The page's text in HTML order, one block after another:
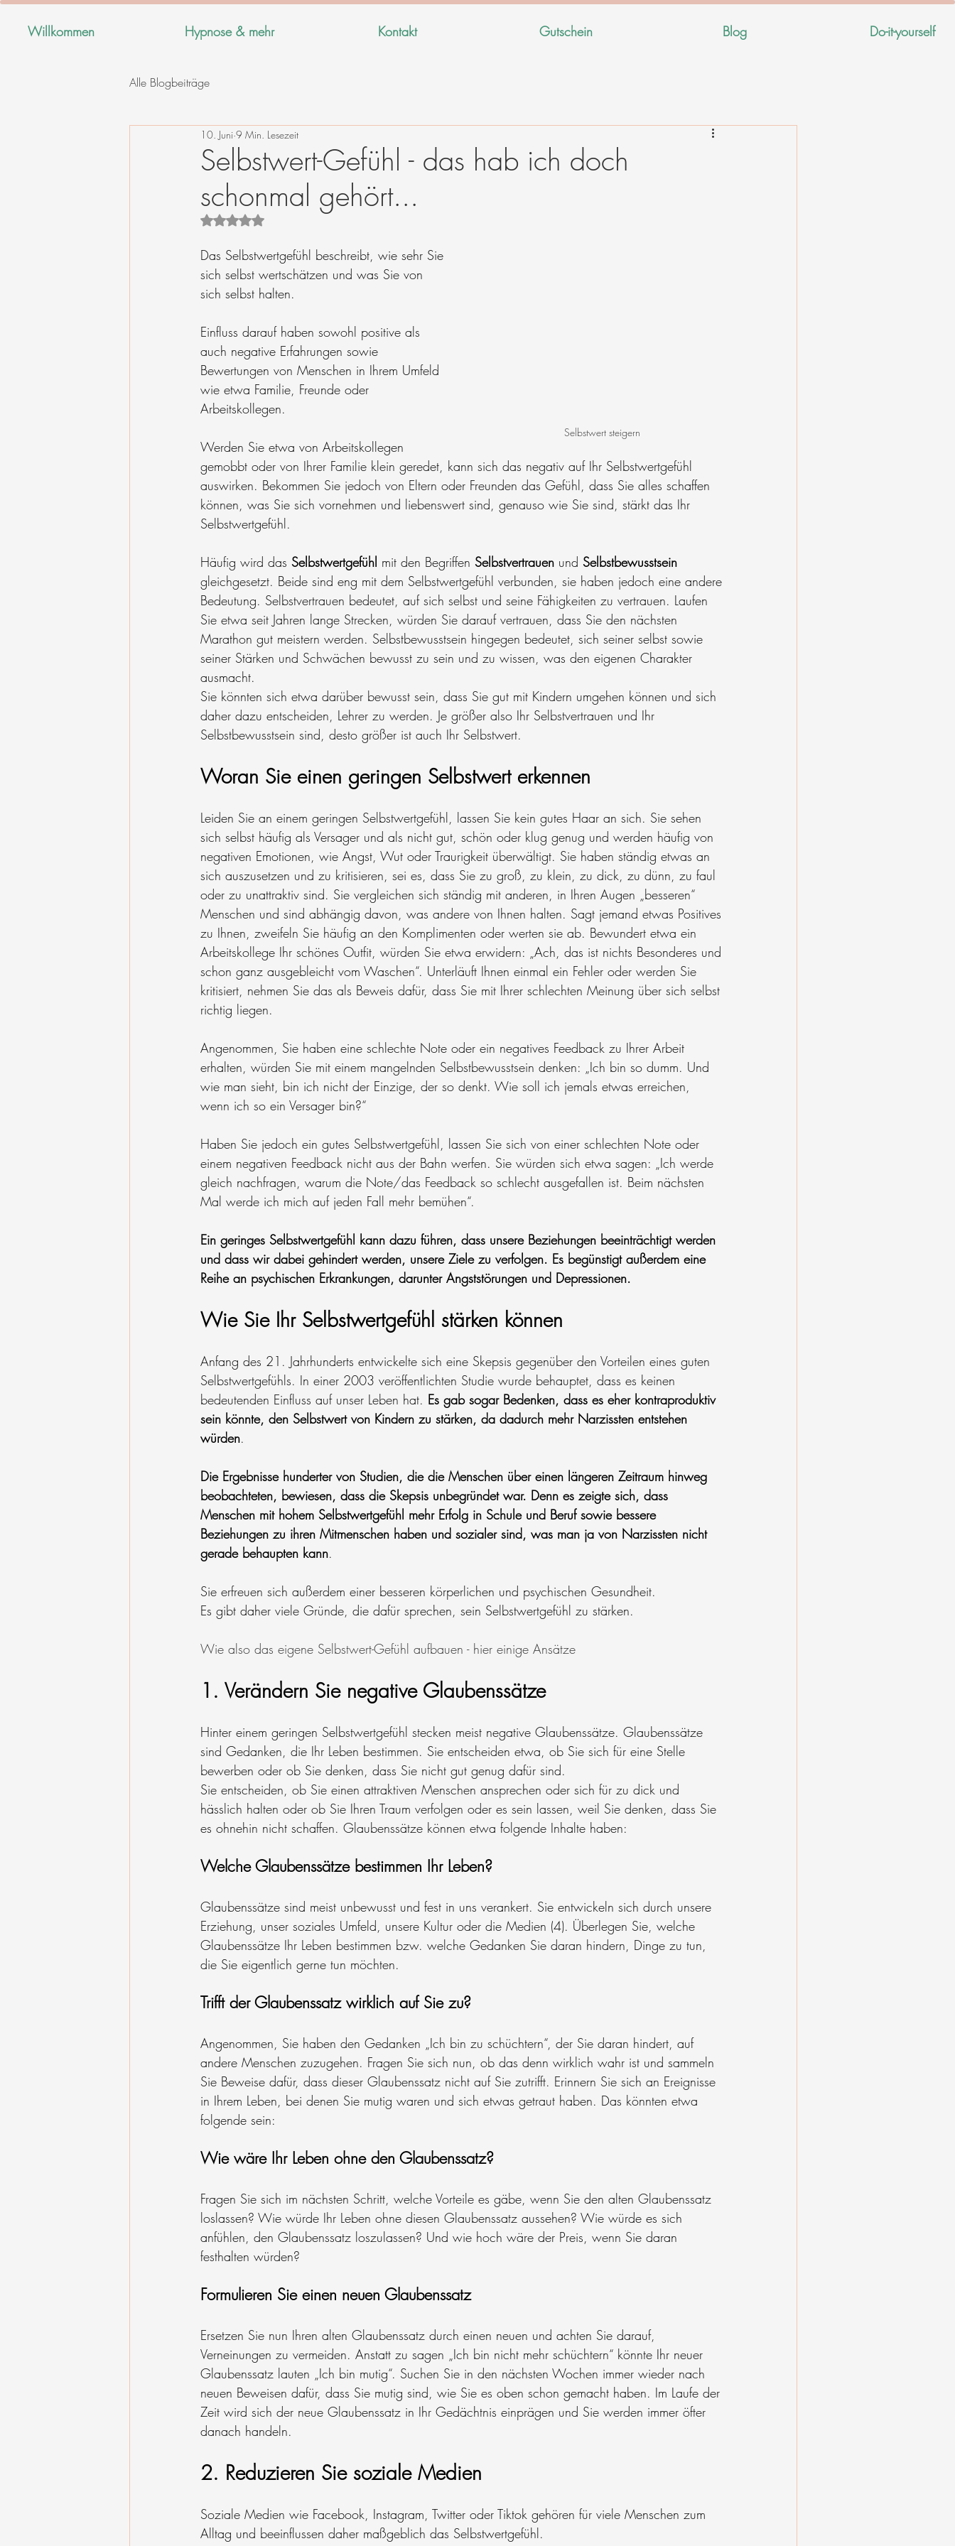
Willkommen Hypnose & mehr Kontakt Gutschein Blog Do-it-yourself
Alle Blogbeiträge
Selbstwert-Gefühl - das hab ich doch
schonmal gehört...
10. Juni 9 Min. Lesezeit
Mit NaN von 5 Sternen bewertet.
Selbstwert steigern
Das Selbstwertgefühl beschreibt, wie sehr Sie
sich selbst wertschätzen und was Sie von
sich selbst halten.
Einfluss darauf haben sowohl positive als
auch negative Erfahrungen sowie
Bewertungen von Menschen in Ihrem Umfeld
wie etwa Familie, Freunde oder
Arbeitskollegen.
Werden Sie etwa von Arbeitskollegen
gemobbt oder von Ihrer Familie klein geredet, kann sich das negativ auf Ihr Selbstwertgefühl
auswirken. Bekommen Sie jedoch von Eltern oder Freunden das Gefühl, dass Sie alles schaffen
können, was Sie sich vornehmen und liebenswert sind, genauso wie Sie sind, stärkt das Ihr
Selbstwertgefühl.
Häufig wird das Selbstwertgefühl mit den Begriffen Selbstvertrauen und Selbstbewusstsein
gleichgesetzt. Beide sind eng mit dem Selbstwertgefühl verbunden, sie haben jedoch eine andere
Bedeutung. Selbstvertrauen bedeutet, auf sich selbst und seine Fähigkeiten zu vertrauen. Laufen
Sie etwa seit Jahren lange Strecken, würden Sie darauf vertrauen, dass Sie den nächsten
Marathon gut meistern werden. Selbstbewusstsein hingegen bedeutet, sich seiner selbst sowie
seiner Stärken und Schwächen bewusst zu sein und zu wissen, was den eigenen Charakter
ausmacht.
Sie könnten sich etwa darüber bewusst sein, dass Sie gut mit Kindern umgehen können und sich
daher dazu entscheiden, Lehrer zu werden. Je größer also Ihr Selbstvertrauen und Ihr
Selbstbewusstsein sind, desto größer ist auch Ihr Selbstwert.
Woran Sie einen geringen Selbstwert erkennen
Leiden Sie an einem geringen Selbstwertgefühl, lassen Sie kein gutes Haar an sich. Sie sehen
sich selbst häufig als Versager und als nicht gut, schön oder klug genug und werden häufig von
negativen Emotionen, wie Angst, Wut oder Traurigkeit überwältigt. Sie haben ständig etwas an
sich auszusetzen und zu kritisieren, sei es, dass Sie zu groß, zu klein, zu dick, zu dünn, zu faul
oder zu unattraktiv sind. Sie vergleichen sich ständig mit anderen, in Ihren Augen „besseren“
Menschen und sind abhängig davon, was andere von Ihnen halten. Sagt jemand etwas Positives
zu Ihnen, zweifeln Sie häufig an den Komplimenten oder werten sie ab. Bewundert etwa ein
Arbeitskollege Ihr schönes Outfit, würden Sie etwa erwidern: „Ach, das ist nichts Besonderes und
schon ganz ausgebleicht vom Waschen“. Unterläuft Ihnen einmal ein Fehler oder werden Sie
kritisiert, nehmen Sie das als Beweis dafür, dass Sie mit Ihrer schlechten Meinung über sich selbst
richtig liegen.
Angenommen, Sie haben eine schlechte Note oder ein negatives Feedback zu Ihrer Arbeit
erhalten, würden Sie mit einem mangelnden Selbstbewusstsein denken: „Ich bin so dumm. Und
wie man sieht, bin ich nicht der Einzige, der so denkt. Wie soll ich jemals etwas erreichen,
wenn ich so ein Versager bin?“
Haben Sie jedoch ein gutes Selbstwertgefühl, lassen Sie sich von einer schlechten Note oder
einem negativen Feedback nicht aus der Bahn werfen. Sie würden sich etwa sagen: „Ich werde
gleich nachfragen, warum die Note/das Feedback so schlecht ausgefallen ist. Beim nächsten
Mal werde ich mich auf jeden Fall mehr bemühen“.
Ein geringes Selbstwertgefühl kann dazu führen, dass unsere Beziehungen beeinträchtigt werden
und dass wir dabei gehindert werden, unsere Ziele zu verfolgen. Es begünstigt außerdem eine
Reihe an psychischen Erkrankungen, darunter Angststörungen und Depressionen.
Wie Sie Ihr Selbstwertgefühl stärken können
Anfang des 21. Jahrhunderts entwickelte sich eine Skepsis gegenüber den Vorteilen eines guten
Selbstwertgefühls. In einer 2003 veröffentlichten Studie wurde behauptet, dass es keinen
bedeutenden Einfluss auf unser Leben hat. Es gab sogar Bedenken, dass es eher kontraproduktiv
sein könnte, den Selbstwert von Kindern zu stärken, da dadurch mehr Narzissten entstehen
würden.
Die Ergebnisse hunderter von Studien, die die Menschen über einen längeren Zeitraum hinweg
beobachteten, bewiesen, dass die Skepsis unbegründet war. Denn es zeigte sich, dass
Menschen mit hohem Selbstwertgefühl mehr Erfolg in Schule und Beruf sowie bessere
Beziehungen zu ihren Mitmenschen haben und sozialer sind, was man ja von Narzissten nicht
gerade behaupten kann.
Sie erfreuen sich außerdem einer besseren körperlichen und psychischen Gesundheit.
Es gibt daher viele Gründe, die dafür sprechen, sein Selbstwertgefühl zu stärken.
Wie also das eigene Selbstwert-Gefühl aufbauen - hier einige Ansätze
1. Verändern Sie negative Glaubenssätze
Hinter einem geringen Selbstwertgefühl stecken meist negative Glaubenssätze. Glaubenssätze
sind Gedanken, die Ihr Leben bestimmen. Sie entscheiden etwa, ob Sie sich für eine Stelle
bewerben oder ob Sie denken, dass Sie nicht gut genug dafür sind.
Sie entscheiden, ob Sie einen attraktiven Menschen ansprechen oder sich für zu dick und
hässlich halten oder ob Sie Ihren Traum verfolgen oder es sein lassen, weil Sie denken, dass Sie
es ohnehin nicht schaffen. Glaubenssätze können etwa folgende Inhalte haben:
Welche Glaubenssätze bestimmen Ihr Leben?
Glaubenssätze sind meist unbewusst und fest in uns verankert. Sie entwickeln sich durch unsere
Erziehung, unser soziales Umfeld, unsere Kultur oder die Medien (4). Überlegen Sie, welche
Glaubenssätze Ihr Leben bestimmen bzw. welche Gedanken Sie daran hindern, Dinge zu tun,
die Sie eigentlich gerne tun möchten.
Trifft der Glaubenssatz wirklich auf Sie zu?
Angenommen, Sie haben den Gedanken „Ich bin zu schüchtern“, der Sie daran hindert, auf
andere Menschen zuzugehen. Fragen Sie sich nun, ob das denn wirklich wahr ist und sammeln
Sie Beweise dafür, dass dieser Glaubenssatz nicht auf Sie zutrifft. Erinnern Sie sich an Ereignisse
in Ihrem Leben, bei denen Sie mutig waren und sich etwas getraut haben. Das könnten etwa
folgende sein:
Wie wäre Ihr Leben ohne den Glaubenssatz?
Fragen Sie sich im nächsten Schritt, welche Vorteile es gäbe, wenn Sie den alten Glaubenssatz
loslassen? Wie würde Ihr Leben ohne diesen Glaubenssatz aussehen? Wie würde es sich
anfühlen, den Glaubenssatz loszulassen? Und wie hoch wäre der Preis, wenn Sie daran
festhalten würden?
Formulieren Sie einen neuen Glaubenssatz
Ersetzen Sie nun Ihren alten Glaubenssatz durch einen neuen und achten Sie darauf,
Verneinungen zu vermeiden. Anstatt zu sagen „Ich bin nicht mehr schüchtern“ könnte Ihr neuer
Glaubenssatz lauten „Ich bin mutig“. Suchen Sie in den nächsten Wochen immer wieder nach
neuen Beweisen dafür, dass Sie mutig sind, wie Sie es oben schon gemacht haben. Im Laufe der
Zeit wird sich der neue Glaubenssatz in Ihr Gedächtnis einprägen und Sie werden immer öfter
danach handeln.
2. Reduzieren Sie soziale Medien
Soziale Medien wie Facebook, Instagram, Twitter oder Tiktok gehören für viele Menschen zum
Alltag und beeinflussen daher maßgeblich das Selbstwertgefühl.